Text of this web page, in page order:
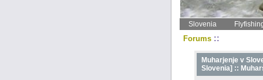
Slovenia
Forums ::
Muharjenje v
Slovenia] ::